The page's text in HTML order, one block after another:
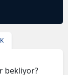
bekliyor?